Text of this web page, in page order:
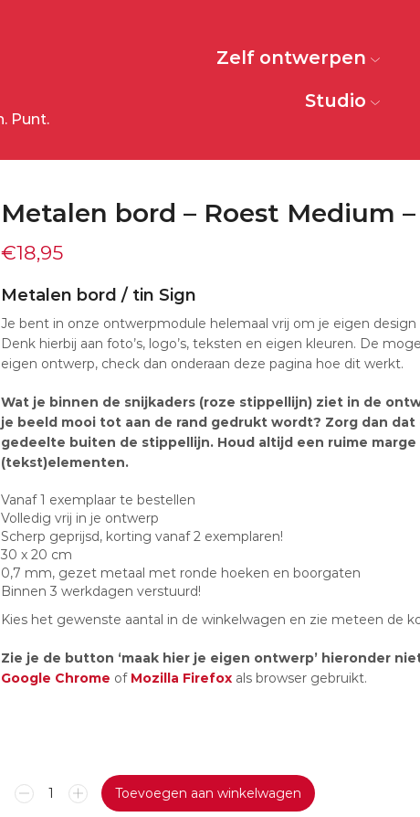
Punt.
Zelf ontwerpen
Studio
Metalen bord – Roest Medium
€18,95
Metalen bord / tin Sign
Je bent in onze ontwerpmodule helemaal vrij om je eigen
Denk hierbij aan foto’s, logo’s, teksten en eigen kleuren. De
eigen ontwerp, check dan onderaan deze pagina hoe dit werkt.
Wat je binnen de snijkaders (roze stippellijn) ziet in de
je beeld mooi tot aan de rand gedrukt wordt? Zorg dan
gedeelte buiten de stippellijn. Houd altijd een ruime
(tekst)elementen.
Vanaf 1 exemplaar te bestellen
Volledig vrij in je ontwerp
Scherp geprijsd, korting vanaf 2 exemplaren!
30 x 20 cm
0,7 mm, gezet metaal met ronde hoeken en boorgaten
Binnen 3 werkdagen verstuurd!
Kies het gewenste aantal in de winkelwagen en zie meteen de
Zie je de button ‘maak hier je eigen ontwerp’ hieronder
Google Chrome of Mozilla Firefox als browser gebruikt.
Metalen
bord
Toevoegen aan winkelwagen